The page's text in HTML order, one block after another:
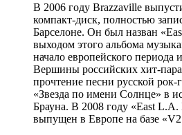
В 2006 году Brazzaville
компакт-диск, полностью
Барселоне. Он был назван
выходом этого альбома
начало европейского периода
Вершины российских хит-
прочтение песни русской
«Звезда по имени Солнце» в
Брауна. В 2008 году «East L.A.
выпущен в Европе на базе «V2